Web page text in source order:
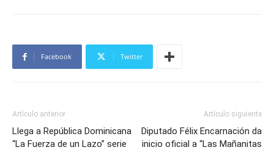
Facebook Twitter
Artículo anterior
Llega a República Dominicana
“La Fuerza de un Lazo” serie
Artículo siguiente
Diputado Félix Encarnación da
inicio oficial a “Las Mañanitas